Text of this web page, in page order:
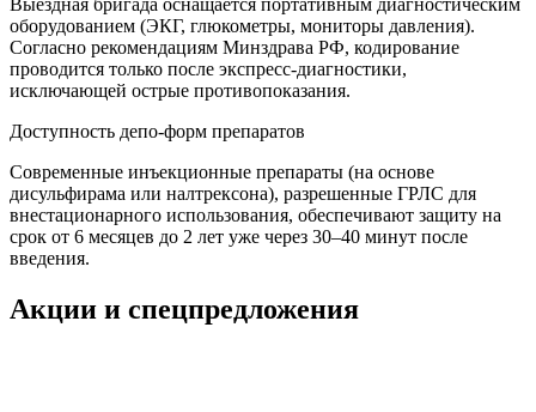
Выездная бригада оснащается портативным диагностическим
оборудованием (ЭКГ, глюкометры, мониторы давления).
Согласно рекомендациям Минздрава РФ, кодирование
проводится только после экспресс-диагностики,
исключающей острые противопоказания.
Доступность депо-форм препаратов
Современные инъекционные препараты (на основе
дисульфирама или налтрексона), разрешенные ГРЛС для
внестационарного использования, обеспечивают защиту на
срок от 6 месяцев до 2 лет уже через 30–40 минут после
введения.
Акции и спецпредложения